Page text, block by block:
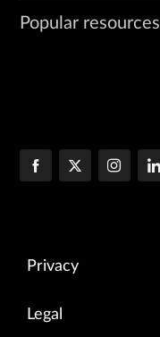
Popular resources
Privacy
Legal